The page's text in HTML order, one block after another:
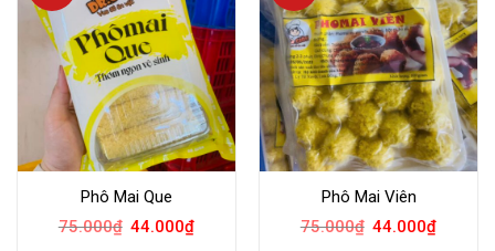
Phô Mai Que
75.000₫ 44.000₫
Phô Mai Viên
75.000₫ 44.000₫